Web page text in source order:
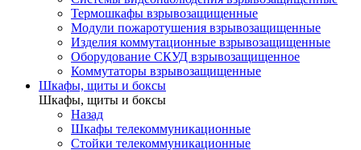
Термошкафы взрывозащищенные
Модули пожаротушения взрывозащищенные
Изделия коммутационные взрывозащищенные
Оборудование СКУД взрывозащищенное
Коммутаторы взрывозащищенные
Шкафы, щиты и боксы
Шкафы, щиты и боксы
Назад
Шкафы телекоммуникационные
Стойки телекоммуникационные